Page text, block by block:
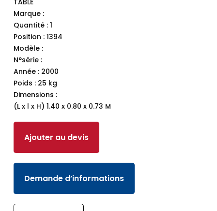
TABLE
Marque :
Quantité : 1
Position : 1394
Modèle :
N°série :
Année : 2000
Poids : 25 kg
Dimensions :
(L x l x H) 1.40 x 0.80 x 0.73 M
Ajouter au devis
Demande d’informations